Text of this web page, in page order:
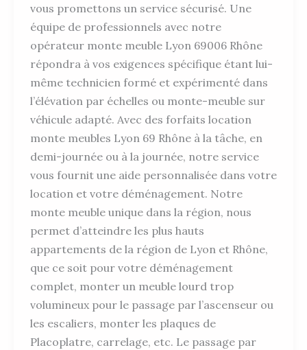
vous promettons un service sécurisé. Une
équipe de professionnels avec notre
opérateur monte meuble Lyon 69006 Rhône
répondra à vos exigences spécifique étant lui-
même technicien formé et expérimenté dans
l’élévation par échelles ou monte-meuble sur
véhicule adapté. Avec des forfaits location
monte meubles Lyon 69 Rhône à la tâche, en
demi-journée ou à la journée, notre service
vous fournit une aide personnalisée dans votre
location et votre déménagement. Notre
monte meuble unique dans la région, nous
permet d’atteindre les plus hauts
appartements de la région de Lyon et Rhône,
que ce soit pour votre déménagement
complet, monter un meuble lourd trop
volumineux pour le passage par l’ascenseur ou
les escaliers, monter les plaques de
Placoplatre, carrelage, etc. Le passage par